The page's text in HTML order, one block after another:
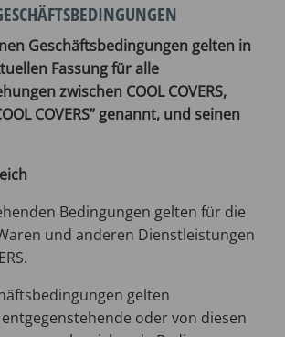
Geschäftsbedingungen gelten in
Fassung für alle
zwischen COOL COVERS,
COVERS” genannt, und seinen
Bedingungen gelten für die
und anderen Dienstleistungen
gelten
oder von diesen